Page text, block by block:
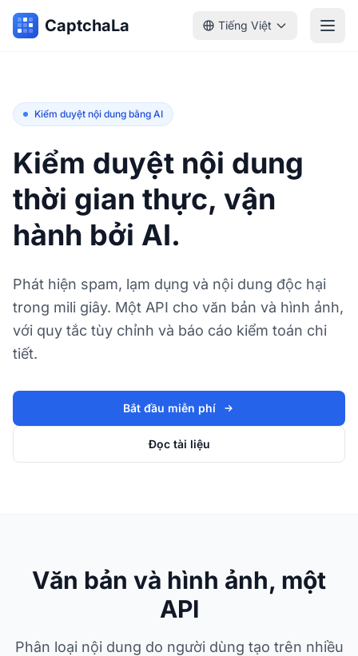
CaptchaLa Tiếng Việt
Kiểm duyệt nội dung bằng AI
Kiểm duyệt nội dung
thời gian thực, vận
hành bởi AI.
Phát hiện spam, lạm dụng và nội dung độc hại
trong mili giây. Một API cho văn bản và hình ảnh,
với quy tắc tùy chỉnh và báo cáo kiểm toán chi
tiết.
Bắt đầu miễn phí
Đọc tài liệu
Văn bản và hình ảnh, một
API
Phân loại nội dung do người dùng tạo trên nhiều